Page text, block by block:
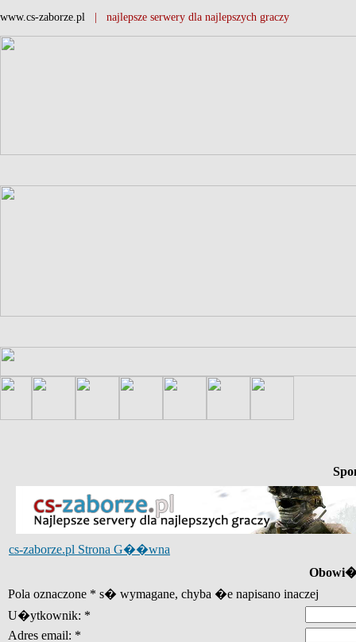
www.cs-zaborze.pl | najlepsze serwery dla najlepszych graczy
cs-zaborze.pl Strona G��wna
Pola oznaczone * s� wymagane, chyba �e napisano inaczej
U�ytkownik: *
Adres email: *